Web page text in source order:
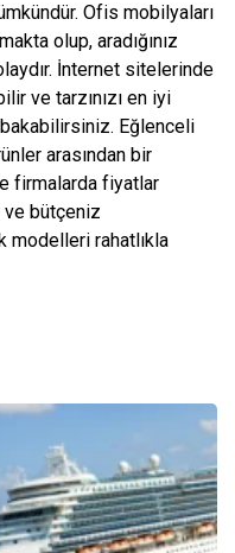
Ofis mobilyaları
olup, aradığınız
İnternet sitelerinde
ve tarzınızı en iyi
Eğlenceli
arasından bir
firmalarda fiyatlar
ve bütçeniz
modelleri rahatlıkla